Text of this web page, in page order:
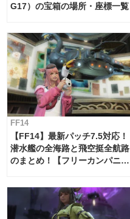
G17）の宝箱の場所・座標一覧
FF14
【FF14】最新パッチ7.5対応！
潜水艦の全海路と飛空挺全航路
のまとめ！【フリーカンパニ